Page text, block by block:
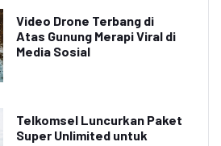
Video Drone Terbang di
Atas Gunung Merapi Viral di
Media Sosial
Telkomsel Luncurkan Paket
Super Unlimited untuk